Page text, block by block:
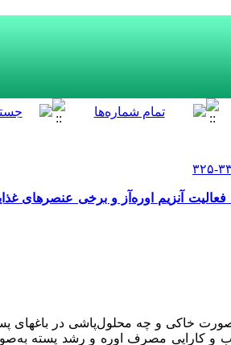
آنزیم اوره‌آز و برخی عنصرهای
صورت خاکی و چه محلولپاشی در باغ‏های
و کارایی مصرف اوره و رشد پسته